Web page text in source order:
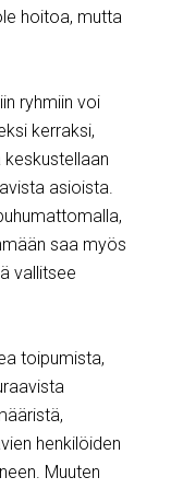
hoitoa, mutta
ryhmiin voi
kerraksi,
keskustellaan
asioista.
saa myös
vallitsee
toipumista,
henkilöiden
Muuten